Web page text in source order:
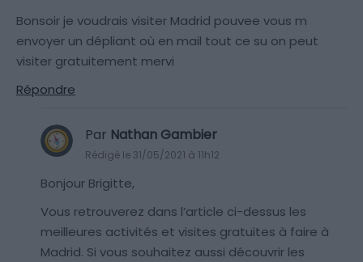
Bonsoir je voudrais visiter Madrid pouvee vous m
envoyer un dépliant où en mail tout ce su on peut
visiter gratuitement mervi
Répondre
Par Nathan Gambier
Rédigé le 31/05/2021 à 11h12
Bonjour Brigitte,
Vous retrouverez dans l’article ci-dessus les
meilleures activités et visites gratuites à faire à
Madrid. Si vous souhaitez aussi découvrir les